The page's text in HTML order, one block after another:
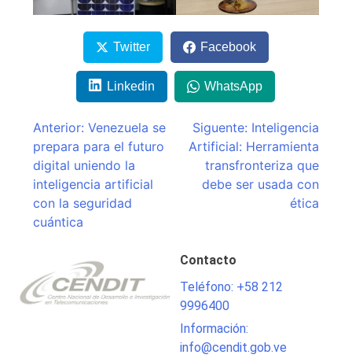
Twitter Facebook
Linkedin WhatsApp
Navegación
de
entradas
Anterior: Venezuela se
prepara para el futuro
digital uniendo la
inteligencia artificial
con la seguridad
cuántica
Siguente: Inteligencia
Artificial: Herramienta
transfronteriza que
debe ser usada con
ética
Contacto
Teléfono: +58 212
9996400
Información:
info@cendit.gob.ve